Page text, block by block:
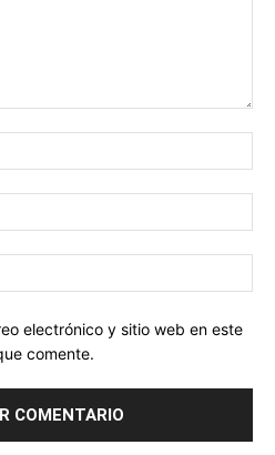
electrónico y sitio web en este
comente.